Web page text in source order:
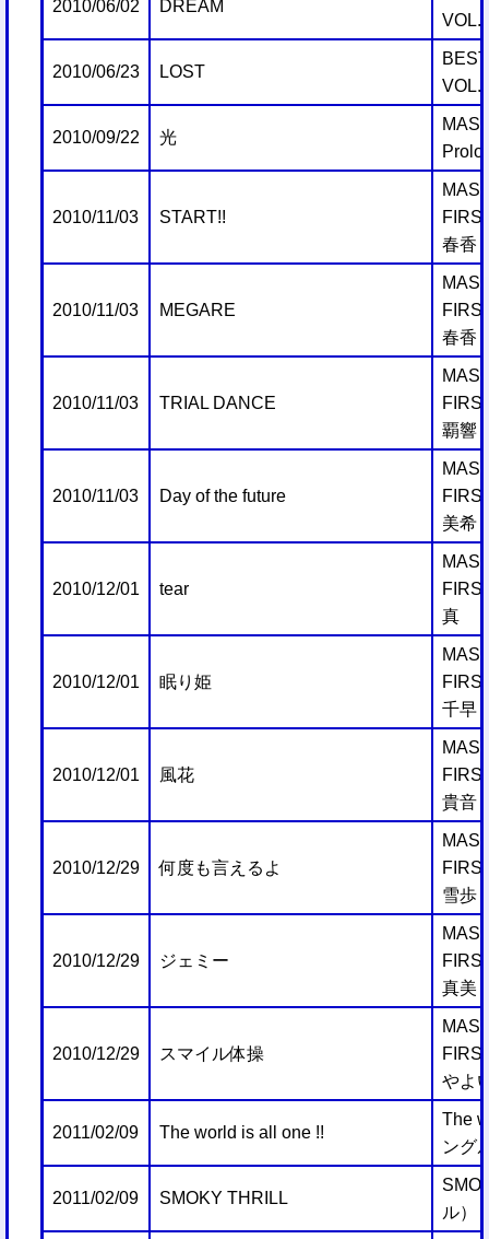
2010/06/02 DREAM
2010/06/23 LOST
2010/09/22 光
2010/11/03 START!!
春香
2010/11/03 MEGARE
春香
2010/11/03 TRIAL DANCE
覇響
2010/11/03 Day of the future
美希
2010/12/01 tear
真
2010/12/01 眠り姫
千早
2010/12/01 風花
貴音
2010/12/29 何度も言えるよ
雪歩
2010/12/29 ジェミー
真美
2010/12/29 スマイル体操
やよ
2011/02/09 The world is all one !!
The
ング
2011/02/09 SMOKY THRILL
ル）